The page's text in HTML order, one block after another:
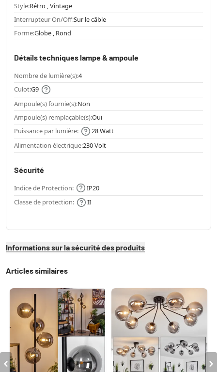
Style:Rétro , Vintage
Interrupteur On/Off:Sur le câble
Forme:Globe , Rond
Détails techniques lampe & ampoule
Nombre de lumière(s):4
Culot:G9
Ampoule(s) fournie(s):Non
Ampoule(s) remplaçable(s):Oui
Puissance par lumière:
28 Watt
Alimentation électrique:230 Volt
Sécurité
Indice de Protection:
IP20
Classe de protection:
II
Informations sur la sécurité des produits
Articles similaires